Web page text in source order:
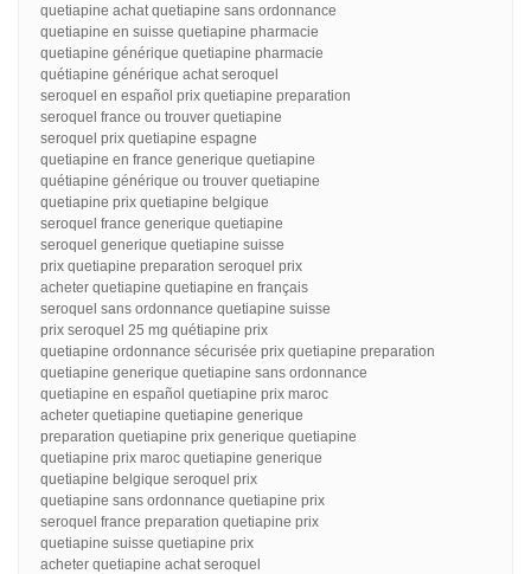
quetiapine achat quetiapine sans ordonnance
quetiapine en suisse quetiapine pharmacie
quetiapine générique quetiapine pharmacie
quétiapine générique achat seroquel
seroquel en español prix quetiapine preparation
seroquel france ou trouver quetiapine
seroquel prix quetiapine espagne
quetiapine en france generique quetiapine
quétiapine générique ou trouver quetiapine
quetiapine prix quetiapine belgique
seroquel france generique quetiapine
seroquel generique quetiapine suisse
prix quetiapine preparation seroquel prix
acheter quetiapine quetiapine en français
seroquel sans ordonnance quetiapine suisse
prix seroquel 25 mg quétiapine prix
quetiapine ordonnance sécurisée prix quetiapine preparation
quetiapine generique quetiapine sans ordonnance
quetiapine en español quetiapine prix maroc
acheter quetiapine quetiapine generique
preparation quetiapine prix generique quetiapine
quetiapine prix maroc quetiapine generique
quetiapine belgique seroquel prix
quetiapine sans ordonnance quetiapine prix
seroquel france preparation quetiapine prix
quetiapine suisse quetiapine prix
acheter quetiapine achat seroquel